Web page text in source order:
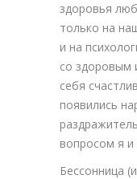
здоровья
только на
и на
со здоровым
себя
появились
вопросом я
Бессонница